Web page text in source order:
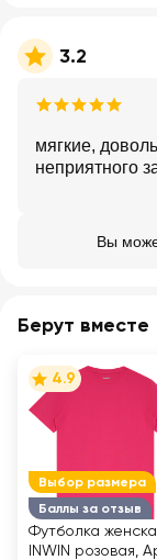
3.2
мягкие,
неприятного
Вы
Берут вместе
Выбор размера
Баллы за отзыв
4.9
Футболка
INWIN розовая,